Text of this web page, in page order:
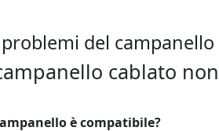
del campanello
cablato non
è compatibile?